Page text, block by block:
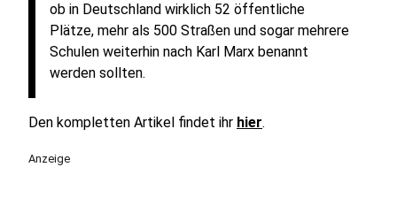
ob in Deutschland wirklich 52 öffentliche
Plätze, mehr als 500 Straßen und sogar mehrere
Schulen weiterhin nach Karl Marx benannt
werden sollten.
Den kompletten Artikel findet ihr hier.
Anzeige